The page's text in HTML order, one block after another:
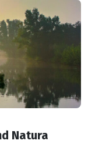
geld na de
Natura